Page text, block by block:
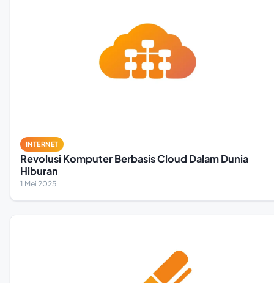
INTERNET
Revolusi Komputer Berbasis Cloud Dalam Dunia
Hiburan
1 Mei 2025